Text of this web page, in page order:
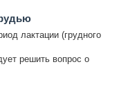
лактации (грудного
решить вопрос о